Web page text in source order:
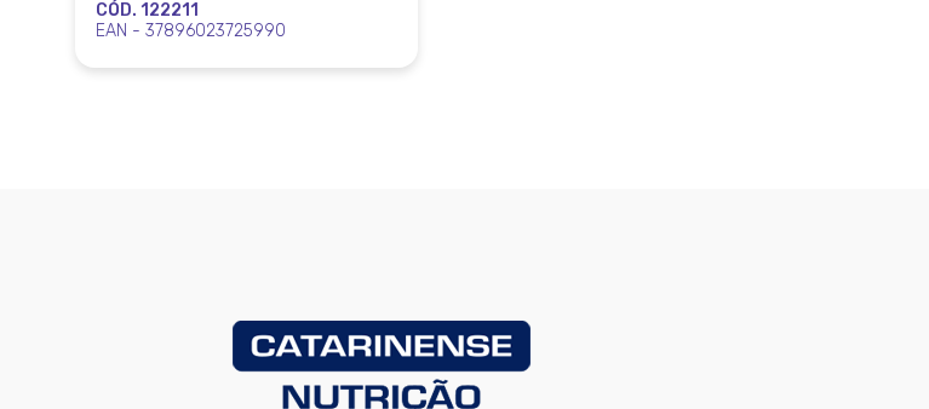
CÓD. 122211
EAN - 37896023725990